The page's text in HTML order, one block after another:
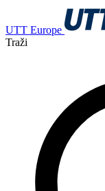
UTT Europe
Traži